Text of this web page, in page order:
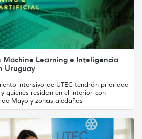
Machine Learning e Inteligencia
Uruguay
intensivo de UTEC tendrán prioridad
quienes residan en el interior con
Mayo y zonas aledañas